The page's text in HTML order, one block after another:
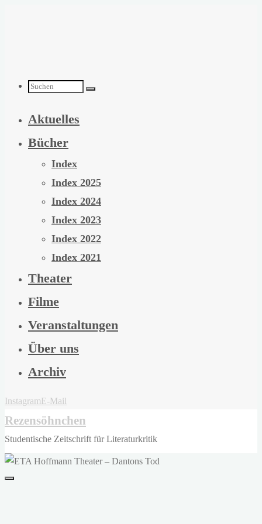
Suchen
nach:
Aktuelles
Bücher
Index
Index 2025
Index 2024
Index 2023
Index 2022
Index 2021
Theater
Filme
Veranstaltungen
Über uns
Archiv
InstagramE-Mail
Rezensöhnchen
Studentische Zeitschrift für Literaturkritik